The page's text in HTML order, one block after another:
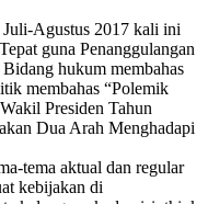
Agustus 2017 kali ini
guna Penanggulangan
hukum membahas
membahas “Polemik
Presiden Tahun
Dua Arah Menghadapi
tema aktual dan regular
kebijakan di